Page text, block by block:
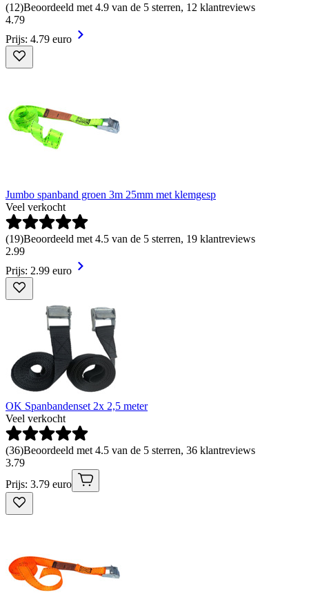
(12)Beoordeeld met 4.9 van de 5 sterren, 12 klantreviews
4.79
Prijs: 4.79 euro
Jumbo spanband groen 3m 25mm met klemgesp
Veel verkocht
(19)Beoordeeld met 4.5 van de 5 sterren, 19 klantreviews
2.99
Prijs: 2.99 euro
OK Spanbandenset 2x 2,5 meter
Veel verkocht
(36)Beoordeeld met 4.5 van de 5 sterren, 36 klantreviews
3.79
Prijs: 3.79 euro